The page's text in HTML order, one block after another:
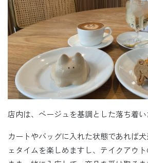
店内は、ベージュを基調とした落ち着い
カートやバッグに入れた状態であれば
ェタイムを楽しめますし、テイクアウ